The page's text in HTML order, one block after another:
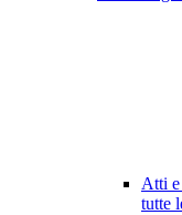
Atti e
tutte